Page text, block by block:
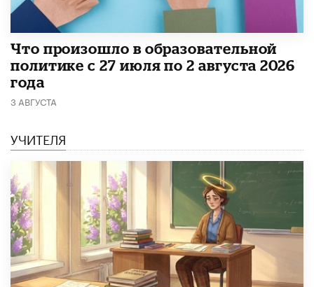
​Что произошло в образовательной
политике с 27 июля по 2 августа 2026
года
3 АВГУСТА
УЧИТЕЛЯ